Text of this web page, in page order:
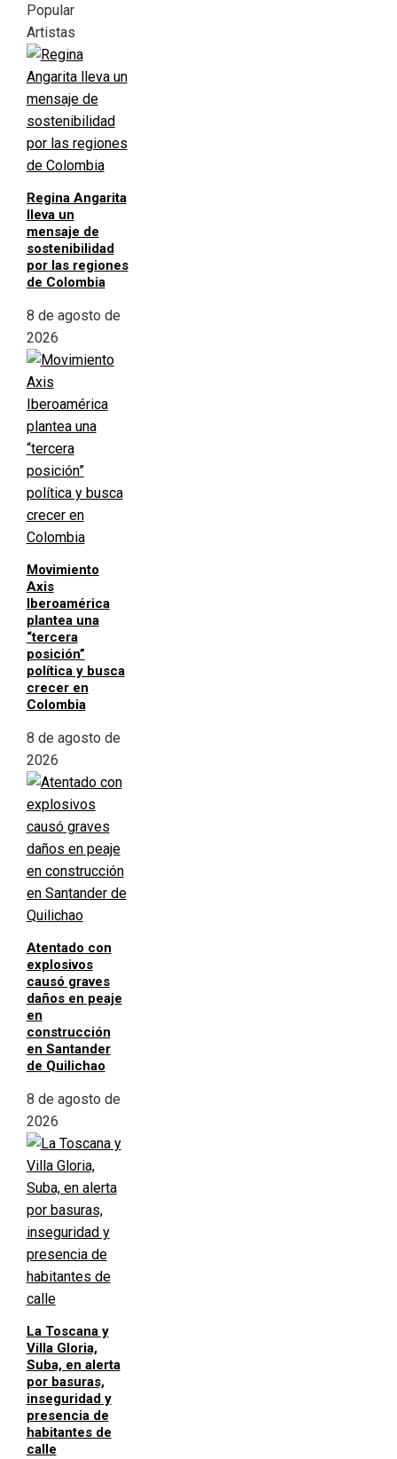
Popular
Artistas
Regina Angarita
lleva un
mensaje de
sostenibilidad
por las regiones
de Colombia
8 de agosto de
2026
Movimiento
Axis
Iberoamérica
plantea una
“tercera
posición”
política y busca
crecer en
Colombia
8 de agosto de
2026
Atentado con
explosivos
causó graves
daños en peaje
en
construcción
en Santander
de Quilichao
8 de agosto de
2026
La Toscana y
Villa Gloria,
Suba, en alerta
por basuras,
inseguridad y
presencia de
habitantes de
calle